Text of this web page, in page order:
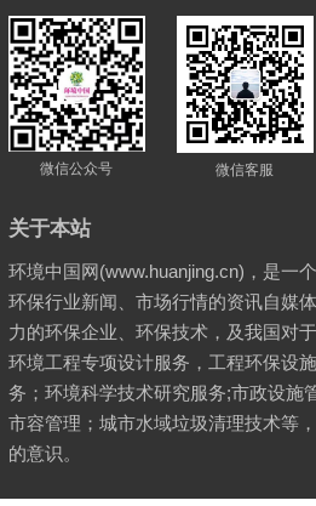
微信公众号 微信客服
关于本站
环境中国网(www.huanjing.cn)，是一
环保行业新闻、市场行情的资讯自媒
力的环保企业、环保技术，及我国对
环境工程专项设计服务，工程环保设
务；环境科学技术研究服务;市政设施
市容管理；城市水域垃圾清理技术等
的意识。